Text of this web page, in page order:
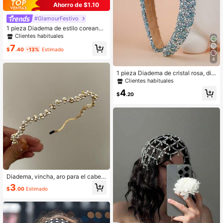
Ahorro de $1.10
#GlamourFestivo
1 pieza Diadema de estilo coreano
de terciopelo y esponja para mujer,
decoración de strass y perlas falsa
ara el hogar
Clientes habituales
$7.40 -13% Estimado
Diadema, vincha, aro para el cabell
o con decoración elegante de perla
s falsas, accesorios para el cabello
$3.00 Estimado
4
1 pieza Diadema de cristal rosa, dis
eño grueso y ancho de moda adecu
Clientes habituales
$4.20